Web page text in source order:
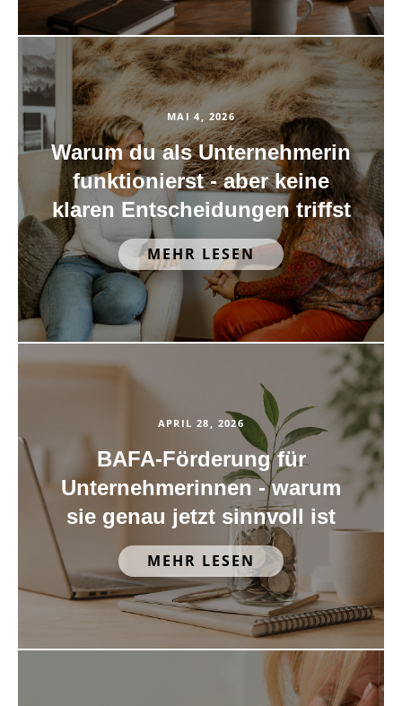
MAI 4, 2026
Warum du als Unternehmerin
funktionierst - aber keine
klaren Entscheidungen triffst
MEHR LESEN
APRIL 28, 2026
BAFA-Förderung für
Unternehmerinnen - warum
sie genau jetzt sinnvoll ist
MEHR LESEN